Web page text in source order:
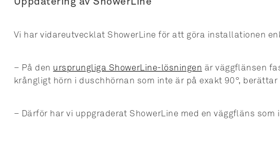
Vi har vidareutvecklat ShowerLine för att göra installationen
– På den ursprungliga ShowerLine-lösningen är väggflänsen
krångligt hörn i duschhörnan som inte är på exakt 90°,
– Därför har vi uppgraderat ShowerLine med en väggfläns